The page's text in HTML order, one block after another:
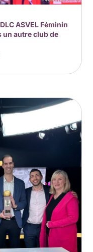
ASVEL Féminin
un autre club de